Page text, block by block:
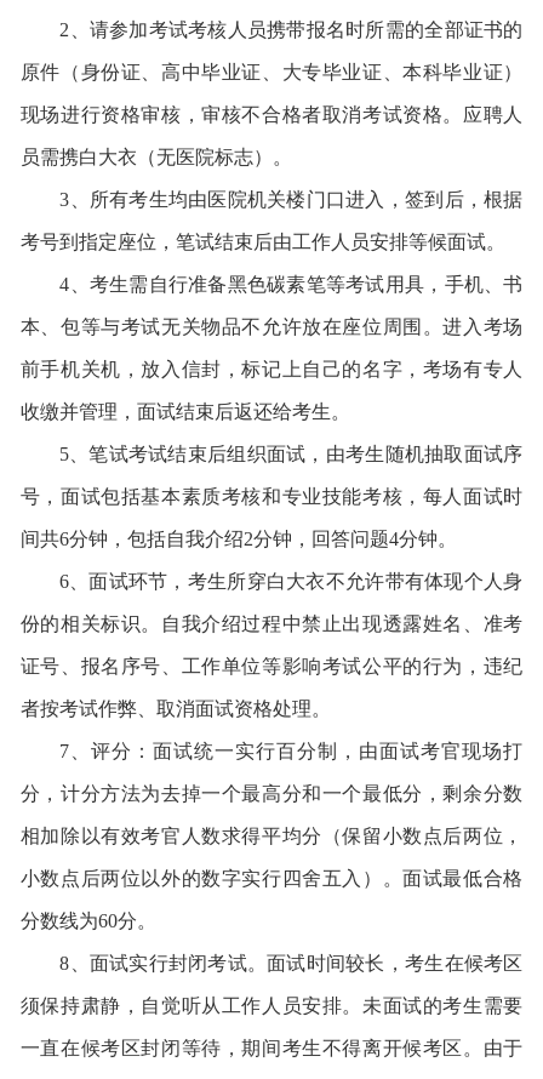
2、请参加考试考核人员携带报名时所需的全部证书的
原件（身份证、高中毕业证、大专毕业证、本科毕业证）
现场进行资格审核，审核不合格者取消考试资格。应聘人
员需携白大衣（无医院标志）。
3、所有考生均由医院机关楼门口进入，签到后，根据
考号到指定座位，笔试结束后由工作人员安排等候面试。
4、考生需自行准备黑色碳素笔等考试用具，手机、书
本、包等与考试无关物品不允许放在座位周围。进入考场
前手机关机，放入信封，标记上自己的名字，考场有专人
收缴并管理，面试结束后返还给考生。
5、笔试考试结束后组织面试，由考生随机抽取面试序
号，面试包括基本素质考核和专业技能考核，每人面试时
间共6分钟，包括自我介绍2分钟，回答问题4分钟。
6、面试环节，考生所穿白大衣不允许带有体现个人身
份的相关标识。自我介绍过程中禁止出现透露姓名、准考
证号、报名序号、工作单位等影响考试公平的行为，违纪
者按考试作弊、取消面试资格处理。
7、评分：面试统一实行百分制，由面试考官现场打
分，计分方法为去掉一个最高分和一个最低分，剩余分数
相加除以有效考官人数求得平均分（保留小数点后两位，
小数点后两位以外的数字实行四舍五入）。面试最低合格
分数线为60分。
8、面试实行封闭考试。面试时间较长，考生在候考区
须保持肃静，自觉听从工作人员安排。未面试的考生需要
一直在候考区封闭等待，期间考生不得离开候考区。由于